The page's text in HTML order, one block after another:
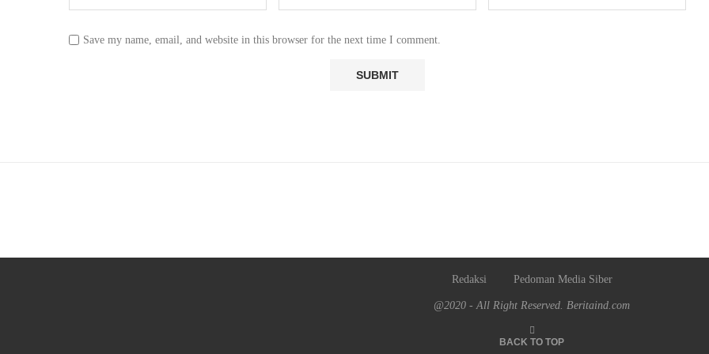
Save my name, email, and website in this browser for the next time I comment.
Redaksi Pedoman Media Siber
@2020 - All Right Reserved. Beritaind.com
BACK TO TOP